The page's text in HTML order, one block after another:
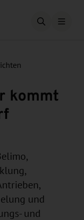
Suche
kommt
und
und